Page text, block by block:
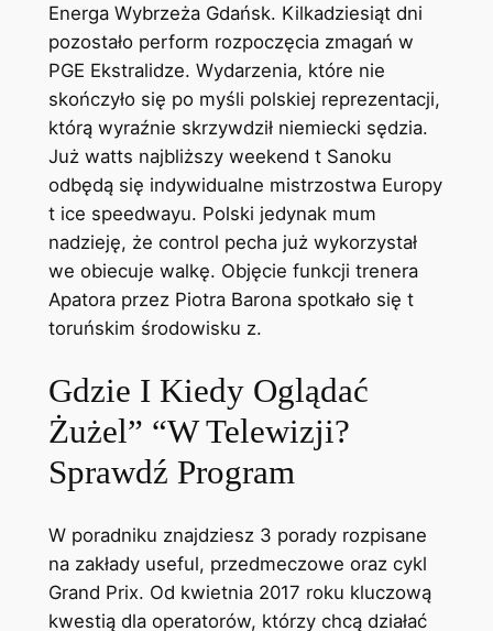
Energa Wybrzeża Gdańsk. Kilkadziesiąt dni
pozostało perform rozpoczęcia zmagań w
PGE Ekstralidze. Wydarzenia, które nie
skończyło się po myśli polskiej reprezentacji,
którą wyraźnie skrzywdził niemiecki sędzia.
Już watts najbliższy weekend t Sanoku
odbędą się indywidualne mistrzostwa Europy
t ice speedwayu. Polski jedynak mum
nadzieję, że control pecha już wykorzystał
we obiecuje walkę. Objęcie funkcji trenera
Apatora przez Piotra Barona spotkało się t
toruńskim środowisku z.
Gdzie I Kiedy Oglądać
Żużel” “W Telewizji?
Sprawdź Program
W poradniku znajdziesz 3 porady rozpisane
na zakłady useful, przedmeczowe oraz cykl
Grand Prix. Od kwietnia 2017 roku kluczową
kwestią dla operatorów, którzy chcą działać